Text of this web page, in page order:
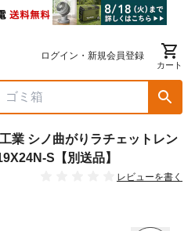
ログイン・新規会員登録
カート
業 シノ曲がりラチェットレン
S【別送品】
レビューを書く